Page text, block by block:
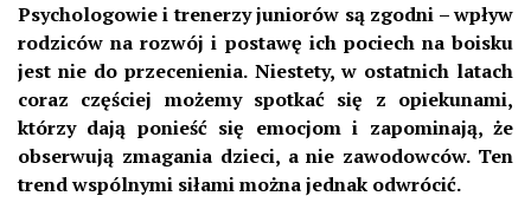
Psychologowie i trenerzy juniorów są zgodni – wpływ
rodziców na rozwój i postawę ich pociech na boisku
jest nie do przecenienia. Niestety, w ostatnich latach
coraz częściej możemy spotkać się z opiekunami,
którzy dają ponieść się emocjom i zapominają, że
obserwują zmagania dzieci, a nie zawodowców. Ten
trend wspólnymi siłami można jednak odwrócić.